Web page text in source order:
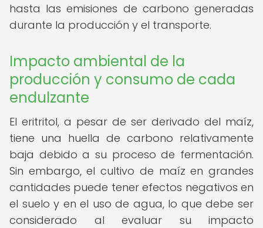
hasta las emisiones de carbono generadas
durante la producción y el transporte.
Impacto ambiental de la
producción y consumo de cada
endulzante
El eritritol, a pesar de ser derivado del maíz,
tiene una huella de carbono relativamente
baja debido a su proceso de fermentación.
Sin embargo, el cultivo de maíz en grandes
cantidades puede tener efectos negativos en
el suelo y en el uso de agua, lo que debe ser
considerado al evaluar su impacto